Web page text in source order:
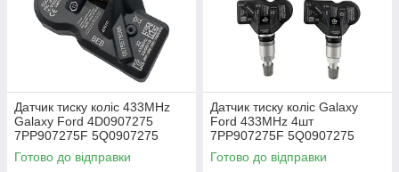
Датчик тиску коліс 433MHz
Galaxy Ford 4D0907275
7PP907275F 5Q0907275
36106877937 407001628R
Готово до відправки
Датчик тиску коліс Galaxy
Ford 433MHz 4шт
7PP907275F 5Q0907275
5Q0907275B 4D0907275
36106877937 36236781847
Готово до відправки